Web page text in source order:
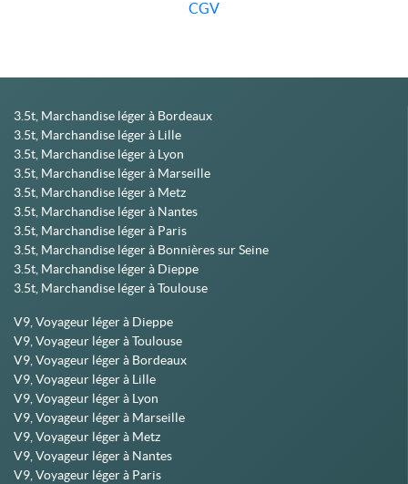
CGV
3.5t, Marchandise léger à Bordeaux
3.5t, Marchandise léger à Lille
3.5t, Marchandise léger à Lyon
3.5t, Marchandise léger à Marseille
3.5t, Marchandise léger à Metz
3.5t, Marchandise léger à Nantes
3.5t, Marchandise léger à Paris
3.5t, Marchandise léger à Bonnières sur Seine
3.5t, Marchandise léger à Dieppe
3.5t, Marchandise léger à Toulouse
V9, Voyageur léger à Dieppe
V9, Voyageur léger à Toulouse
V9, Voyageur léger à Bordeaux
V9, Voyageur léger à Lille
V9, Voyageur léger à Lyon
V9, Voyageur léger à Marseille
V9, Voyageur léger à Metz
V9, Voyageur léger à Nantes
V9, Voyageur léger à Paris